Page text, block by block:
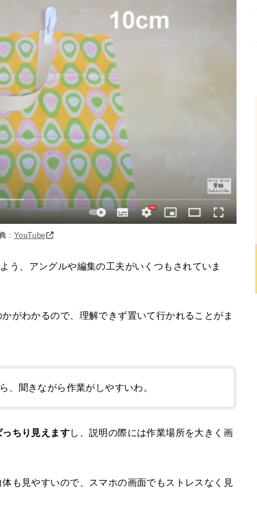
:YouTube
う、アングルや編集の工夫がいくつもされていま
がわかるので、理解できず置いて行かれることがま
、聞きながら作業がしやすいわ。
ちり見えますし、説明の際には作業場所を大きく画
も見やすいので、スマホの画面でもストレスなく見